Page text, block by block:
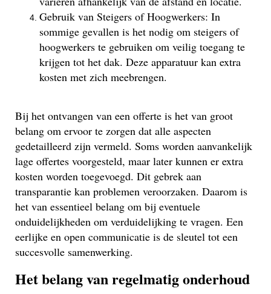
Gebruik van Steigers of Hoogwerkers: In
sommige gevallen is het nodig om steigers of
hoogwerkers te gebruiken om veilig toegang te
krijgen tot het dak. Deze apparatuur kan extra
kosten met zich meebrengen.
Bij het ontvangen van een offerte is het van groot
belang om ervoor te zorgen dat alle aspecten
gedetailleerd zijn vermeld. Soms worden aanvankelijk
lage offertes voorgesteld, maar later kunnen er extra
kosten worden toegevoegd. Dit gebrek aan
transparantie kan problemen veroorzaken. Daarom is
het van essentieel belang om bij eventuele
onduidelijkheden om verduidelijking te vragen. Een
eerlijke en open communicatie is de sleutel tot een
succesvolle samenwerking.
Het belang van regelmatig onderhoud